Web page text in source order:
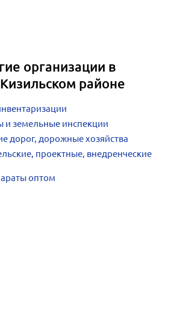
организации в
районе
и земельные инспекции
дорог, дорожные хозяйства
проектные, внедренческие
оптом